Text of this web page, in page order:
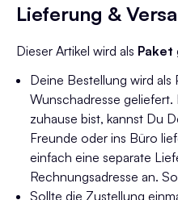
Lieferung &
Dieser Artikel wird als Paket
Deine Bestellung wird als
Wunschadresse geliefert.
zuhause bist, kannst Du
Freunde oder ins Büro
einfach eine separate
Rechnungsadresse an.
Sollte die Zustellung